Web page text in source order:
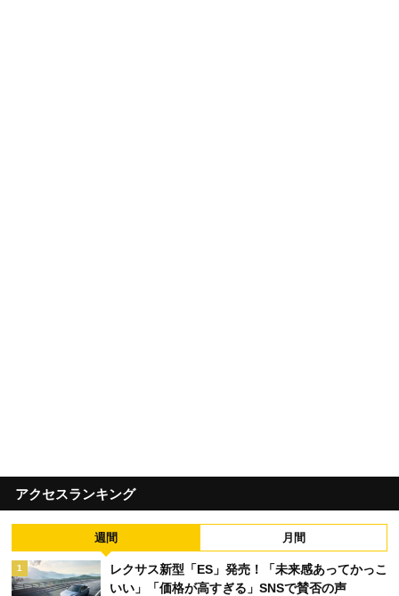
アクセスランキング
週間 月間
1
レクサス新型「ES」発売！「未来感あってかっこ
いい」「価格が高すぎる」SNSで賛否の声